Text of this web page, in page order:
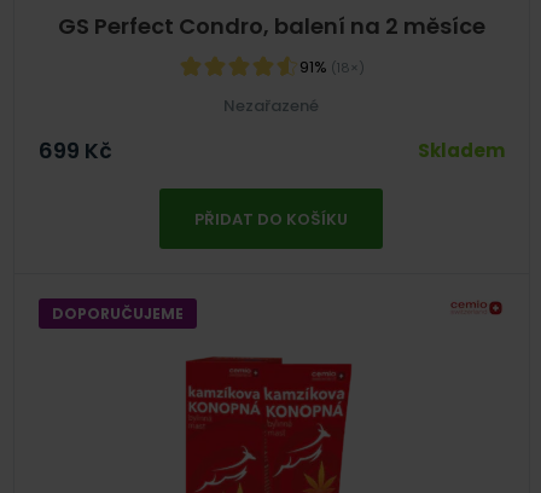
GS Perfect Condro, balení na 2 měsíce
91% (18×)
Nezařazené
699 Kč Skladem
PŘIDAT DO KOŠÍKU
DOPORUČUJEME